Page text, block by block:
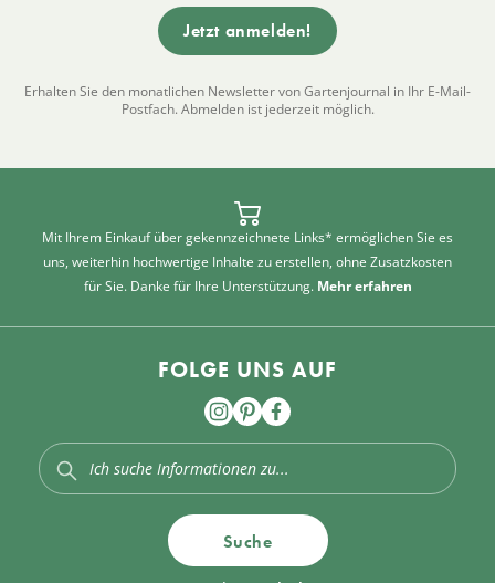
Erhalten Sie den monatlichen Newsletter von Gartenjournal in Ihr E-Mail-
Postfach. Abmelden ist jederzeit möglich.
Mit Ihrem Einkauf über gekennzeichnete Links* ermöglichen Sie es
uns, weiterhin hochwertige Inhalte zu erstellen, ohne Zusatzkosten
für Sie. Danke für Ihre Unterstützung. Mehr erfahren
FOLGE UNS AUF
Suche